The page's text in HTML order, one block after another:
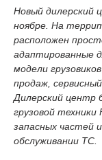
Новый дилерский
ноябре. На
расположен
адаптированные
модели
продаж,
Дилерский центр
грузовой техники
запасных частей
обслуживании ТС.